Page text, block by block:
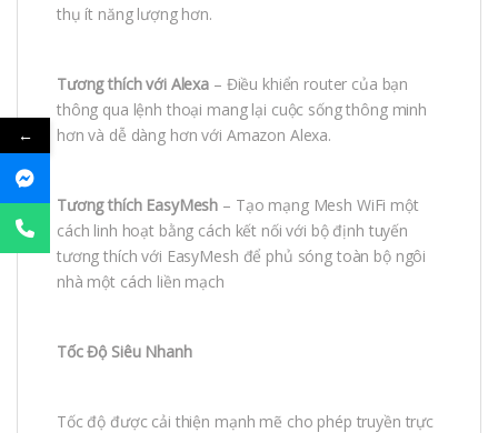
thụ ít năng lượng hơn.
Tương thích với Alexa – Điều khiển router của bạn
thông qua lệnh thoại mang lại cuộc sống thông minh
hơn và dễ dàng hơn với Amazon Alexa.
Tương thích EasyMesh – Tạo mạng Mesh WiFi một
cách linh hoạt bằng cách kết nối với bộ định tuyến
tương thích với EasyMesh để phủ sóng toàn bộ ngôi
nhà một cách liền mạch
Tốc Độ Siêu Nhanh
Tốc độ được cải thiện mạnh mẽ cho phép truyền trực
←